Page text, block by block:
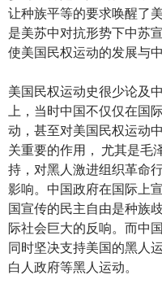
让种族平等的要求唤醒了
是美苏中对抗形势下中苏
使美国民权运动的发展与中
美国民权运动史很少论及
上，当时中国不仅仅在国
动，甚至对美国民权运动
关重要的作用， 尤其是毛
持，对黑人激进组织革命
影响。中国政府在国际上
国宣传的民主自由是种族
际社会巨大的反响。而中
同时坚决支持美国的黑人
白人政府等黑人运动。